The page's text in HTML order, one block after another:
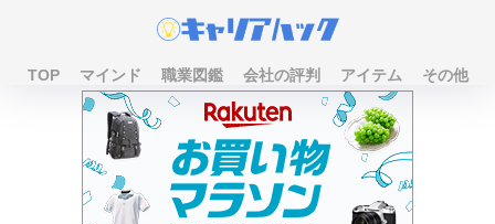
TOP マインド 職業図鑑 会社の評判 アイテム その他